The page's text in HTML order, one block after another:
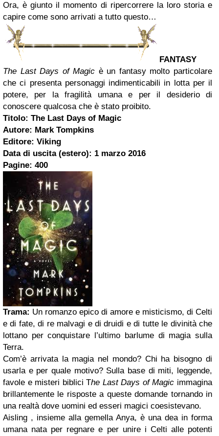
Ora, è giunto il momento di ripercorrere la loro storia e
capire come sono arrivati a tutto questo…
FANTASY
The Last Days of Magic è un fantasy molto particolare
che ci presenta personaggi indimenticabili in lotta per il
potere, per la fragilità umana e per il desiderio di
conoscere qualcosa che è stato proibito.
Titolo: The Last Days of Magic
Autore: Mark Tompkins
Editore: Viking
Data di uscita (estero): 1 marzo 2016
Pagine: 400
Trama: Un romanzo epico di amore e misticismo, di Celti
e di fate, di re malvagi e di druidi e di tutte le divinità che
lottano per conquistare l’ultimo barlume di magia sulla
Terra.
Com’è arrivata la magia nel mondo? Chi ha bisogno di
usarla e per quale motivo? Sulla base di miti, leggende,
favole e misteri biblici The Last Days of Magic immagina
brillantemente le risposte a queste domande tornando in
una realtà dove uomini ed esseri magici coesistevano.
Aisling , insieme alla gemella Anya, è una dea in forma
umana nata per regnare e per unire i Celti alle potenti